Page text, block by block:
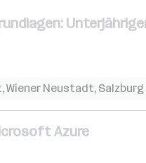
,Wiener Neustadt,
Azure